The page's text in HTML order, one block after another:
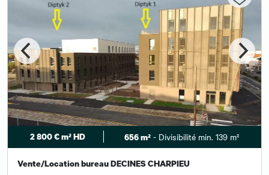
2 800 € m² HD 656 m²- Divisibilité min. 139 m²
Vente/Location bureau DECINES CHARPIEU